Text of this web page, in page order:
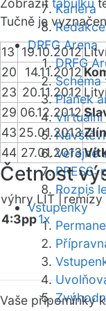
Kariéra
DRFG Arena
DRFG
Schéma
Plánek
Veřejné
PRESS:
Rozpis
Vstupenky
Zobrazit tabulku
Tučně je
13 19.10.2012
20
14.11.2012
23 20.11.2012
29 06.12.2012
43 25.01.2013Zlín
44 27.01.2013
Četnost
výhry LIT | remízy |
4:3pp1x
Vaše připomínky